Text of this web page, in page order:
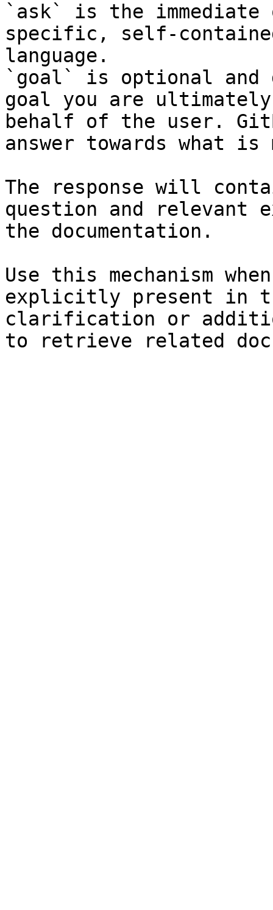
`ask` is the
specific, self-
language.
`goal` is optional and
goal you are
behalf of the user.
answer towards what
The response will
question and relevant
the documentation.
Use this mechanism
explicitly present in
clarification or